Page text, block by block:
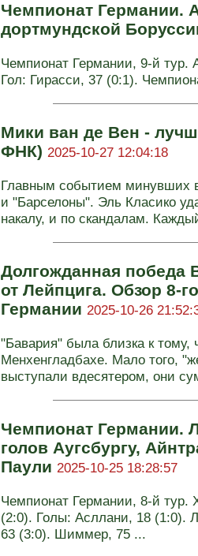
Чемпионат Германии.
дортмундской
Чемпионат Германии, 9-й тур.
Гол: Гирасси, 37 (0:1).
Мики ван де Вен -
ФНК) 2025-10-27 12:04:18
Главным событием минувших
и "Барселоны". Эль Класико
накалу, и по скандалам.
Долгожданная победа
от Лейпцига. Обзор 8-
Германии 2025-10-26
"Бавария" была близка к тому,
Менхенгладбахе. Мало того,
выступали вдесятером, они
Чемпионат Германии.
голов Аугсбургу,
Паули 2025-10-25 18:28:57
Чемпионат Германии, 8-й
(2:0). Голы: Асллани, 18 (1:0).
63 (3:0). Шиммер, 75 ...